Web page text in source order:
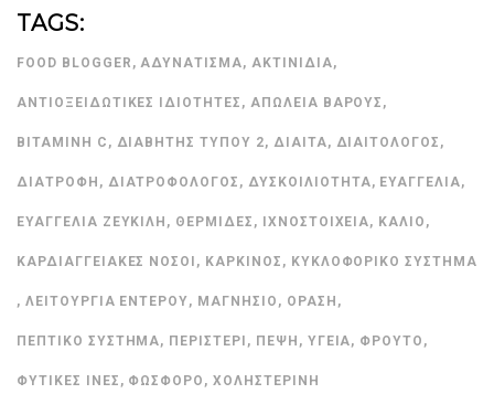
TAGS:
FOOD BLOGGER ,ΑΔΥΝΆΤΙΣΜΑ, ΑΚΤΙΝΊΔΙΑ,
ΑΝΤΙΟΞΕΙΔΩΤΙΚΈΣ ΙΔΙΌΤΗΤΕΣ , ΑΠΏΛΕΙΑ ΒΆΡΟΥΣ ,
ΒΙΤΑΜΊΝΗ C , ΔΙΑΒΉΤΗΣ ΤΎΠΟΥ 2, ΔΊΑΙΤΑ, ΔΙΑΙΤΟΛΌΓΟΣ ,
ΔΙΑΤΡΟΦΉ , ΔΙΑΤΡΟΦΟΛΌΓΟΣ , ΔΥΣΚΟΙΛΙΌΤΗΤΑ, ΕΥΑΓΓΕΛΊΑ,
ΕΥΑΓΓΕΛΊΑ ΖΕΥΚΙΛΉ , ΘΕΡΜΊΔΕΣ , ΙΧΝΟΣΤΟΙΧΕΊΑ, ΚΆΛΙΟ ,
ΚΑΡΔΙΑΓΓΕΙΑΚΈΣ ΝΌΣΟΙ , ΚΑΡΚΊΝΟΣ , ΚΥΚΛΟΦΟΡΙΚΌ ΣΎΣΤΗΜΑ
, ΛΕΙΤΟΥΡΓΊΑ ΕΝΤΈΡΟΥ , ΜΑΓΝΉΣΙΟ , ΌΡΑΣΗ ,
ΠΕΠΤΙΚΌ ΣΎΣΤΗΜΑ, ΠΕΡΙΣΤΈΡΙ , ΠΈΨΗ , ΥΓΕΊΑ, ΦΡΟΎΤΟ ,
ΦΥΤΙΚΈΣ ΊΝΕΣ , ΦΏΣΦΟΡΟ ,ΧΟΛΗΣΤΕΡΊΝΗ